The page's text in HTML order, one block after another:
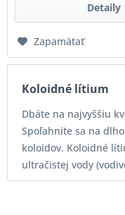
Detaily
Zapamätať
Koloidné lítium
Dbáte na najvyššiu
Spoľahnite sa na
koloidov. Koloidné
ultračistej vody